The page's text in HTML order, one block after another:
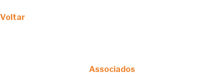
Voltar
Associados